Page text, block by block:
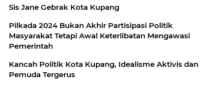
Sis Jane Gebrak Kota Kupang
Pilkada 2024 Bukan Akhir Partisipasi Politik
Masyarakat Tetapi Awal Keterlibatan Mengawasi
Pemerintah
Kancah Politik Kota Kupang, Idealisme Aktivis dan
Pemuda Tergerus